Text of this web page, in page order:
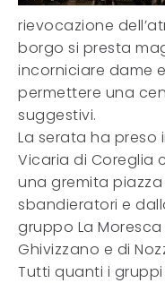
rievocazione
borgo si presta
incorniciare dame
permettere una
suggestivi.
La serata ha preso
Vicaria di Coreglia
una gremita piazza
sbandieratori e
gruppo La
Ghivizzano e di
Tutti quanti i